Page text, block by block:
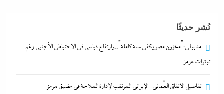
في مضيق هرمز
26 نوفمبر، 2025
نُشر حديثًا
مدبولي:”مخزون مصر يكفي سنة كاملة”..وارتفاع قياسي في الاحتياطي الأجنبي رغم
توترات هرمز
تفاصيل الاتفاق العُماني-الإيراني المرتقب لإدارة الملاحة في مضيق هرمز